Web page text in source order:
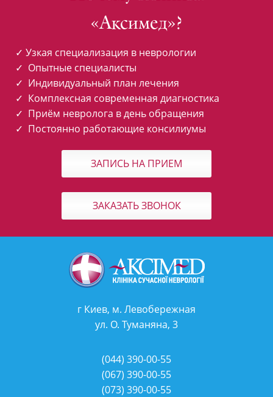
«Аксимед»?
✓ Узкая специализация в неврологии
✓ Опытные специалисты
✓ Индивидуальный план лечения
✓ Комплексная современная диагностика
✓ Приём невролога в день обращения
✓ Постоянно работающие консилиумы
ЗАПИСЬ НА ПРИЕМ
ЗАКАЗАТЬ ЗВОНОК
г Киев, м. Левобережная
ул. О. Туманяна, 3
(044) 390-00-55
(067) 390-00-55
(073) 390-00-55